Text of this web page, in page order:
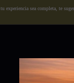
experiencia sea completa, te